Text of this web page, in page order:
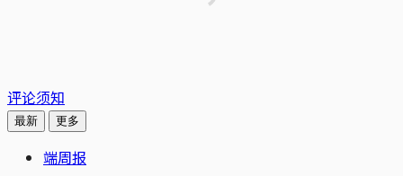
评论须知
最新 更多
端周报